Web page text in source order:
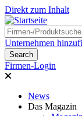
Direkt zum Inhalt
Unternehmen
Firmen-Login
News
Das Magazin